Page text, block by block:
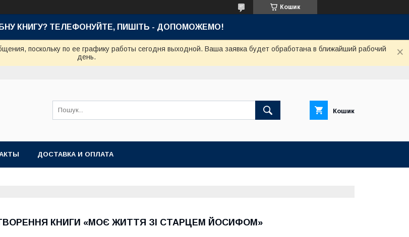
Кошик
КНИГУ? ТЕЛЕФОНУЙТЕ, ПИШІТЬ - ДОПОМОЖЕМО!
поскольку по ее графику работы сегодня выходной. Ваша заявка будет обработана в ближайший рабочий
день.
Кошик
ДОСТАВКА И ОПЛАТА
КНИГИ «МОЄ ЖИТТЯ ЗІ СТАРЦЕМ ЙОСИФОМ»